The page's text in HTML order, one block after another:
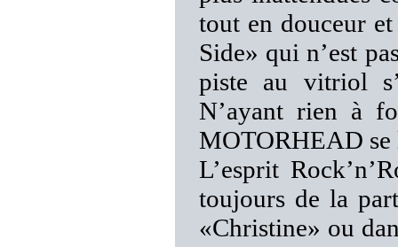
tout en douceur
Side» qui n’est
piste au vitriol
N’ayant rien à
MOTORHEAD se
L’esprit
toujours de la
«Christine» ou